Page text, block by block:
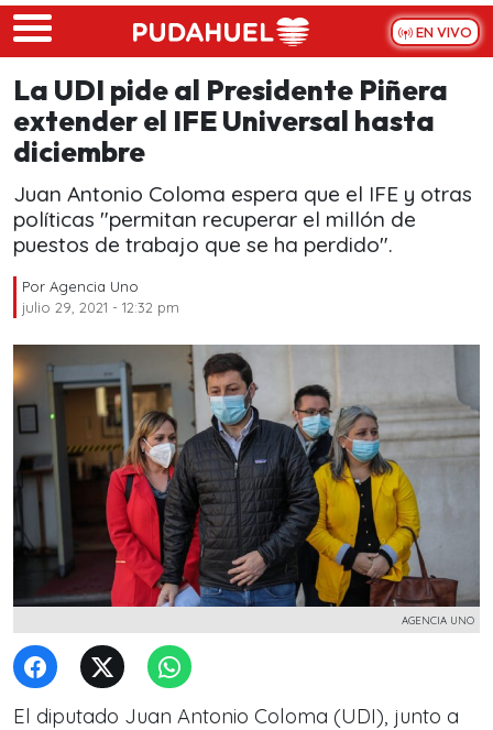
Skip to main content
EN VIVO
La UDI pide al Presidente Piñera
extender el IFE Universal hasta
diciembre
Juan Antonio Coloma espera que el IFE y otras
políticas "permitan recuperar el millón de
puestos de trabajo que se ha perdido".
Por Agencia Uno
julio 29, 2021 - 12:32 pm
AGENCIA UNO
El diputado Juan Antonio Coloma (UDI), junto a